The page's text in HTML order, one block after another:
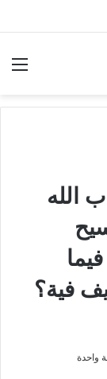
الله
فية؟
واحدة